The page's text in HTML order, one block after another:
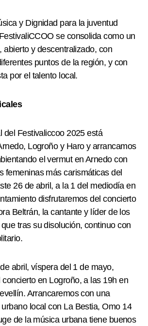
y Dignidad para la juventud
se consolida como un
abierto y descentralizado, con
puntos de la región, y con
por el talento local.
del Festivaliccoo 2025 está
Logroño y Haro y arrancamos
el vermut en Arnedo con
femeninas más carismáticas del
26 de abril, a la 1 del mediodía en
disfrutaremos del concierto
Beltrán, la cantante y líder de los
tras su disolución, continuo con
abril, víspera del 1 de mayo,
en Logroño, a las 19h en
Arrancaremos con una
local con La Bestia, Omo 14
de la música urbana tiene buenos